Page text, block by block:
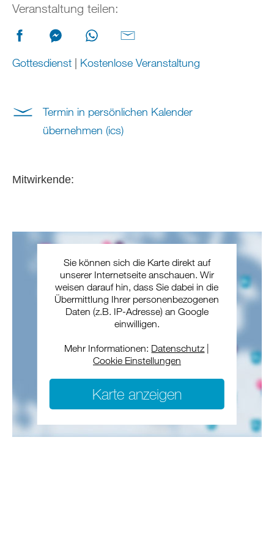
Veranstaltung teilen:
Gottesdienst | Kostenlose Veranstaltung
Termin in persönlichen Kalender
übernehmen (ics)
Mitwirkende:
Sie können sich die Karte direkt auf
unserer Internetseite anschauen. Wir
weisen darauf hin, dass Sie dabei in die
Übermittlung Ihrer personenbezogenen
Daten (z.B. IP-Adresse) an Google
einwilligen.
Mehr Informationen: Datenschutz
Cookie Einstellungen
Karte anzeigen